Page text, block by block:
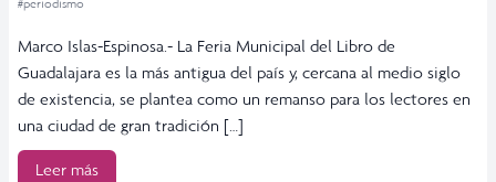
#periodismo
Marco Islas-Espinosa.- La Feria Municipal del Libro de
Guadalajara es la más antigua del país y, cercana al medio siglo
de existencia, se plantea como un remanso para los lectores en
una ciudad de gran tradición […]
Leer más